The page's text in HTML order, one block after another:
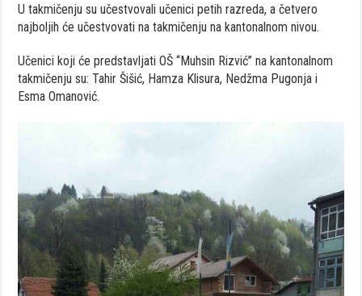
U takmičenju su učestvovali učenici petih razreda, a četvero
najboljih će učestvovati na takmičenju na kantonalnom nivou.
Učenici koji će predstavljati OŠ “Muhsin Rizvić” na kantonalnom
takmičenju su: Tahir Šišić, Hamza Klisura, Nedžma Pugonja i
Esma Omanović.